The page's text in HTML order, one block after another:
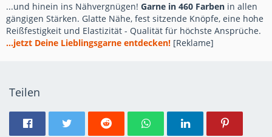
...und hinein ins Nähvergnügen! Garne in 460 Farben in allen
gängigen Stärken. Glatte Nähe, fest sitzende Knöpfe, eine hohe
Reißfestigkeit und Elastizität - Qualität für höchste Ansprüche.
...jetzt Deine Lieblingsgarne entdecken! [Reklame]
Teilen